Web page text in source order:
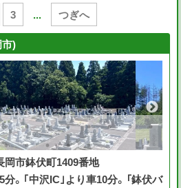
3 ...
つぎへ
)
岡市鉢伏町1409番地
。｢中沢IC｣より車10分。「鉢伏バ